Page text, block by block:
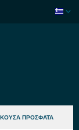
ΠΡΌΣΦΑΤΑ